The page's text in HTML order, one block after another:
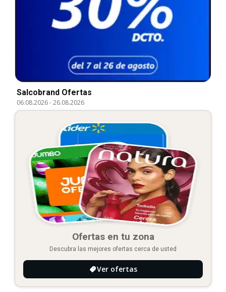
Salcobrand Ofertas
06.08.2026-26.08.2026
Ofertas en tu zona
Descubra las mejores ofertas cerca de usted
Ver ofertas